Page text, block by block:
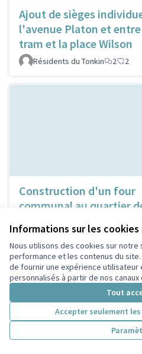
Informations sur les
Nous utilisons des cookies sur notre
performance et les contenus du
de fournir une expérience utilisateur
personnalisés à partir de nos canaux
Tout
Accepter seulement
Ajout de sièges
l'avenue Platon et
tram et la place Wilson
Résidents du Tonkin
2 2
Construction d'un four
communal au quartier
Association les 3D "diversité